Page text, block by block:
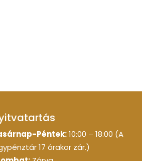
Péntek:10:00 – 18:00 (A
17 órakor zár.)